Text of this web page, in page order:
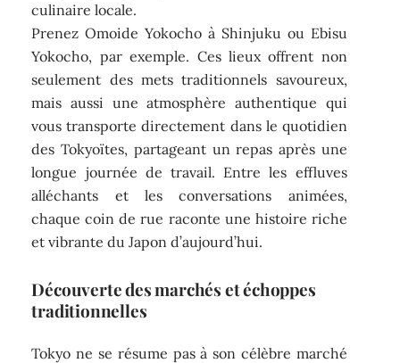
culinaire locale.
Prenez Omoide Yokocho à Shinjuku ou Ebisu
Yokocho, par exemple. Ces lieux offrent non
seulement des mets traditionnels savoureux,
mais aussi une atmosphère authentique qui
vous transporte directement dans le quotidien
des Tokyoïtes, partageant un repas après une
longue journée de travail. Entre les effluves
alléchants et les conversations animées,
chaque coin de rue raconte une histoire riche
et vibrante du Japon d’aujourd’hui.
Découverte des marchés et échoppes
traditionnelles
Tokyo ne se résume pas à son célèbre marché